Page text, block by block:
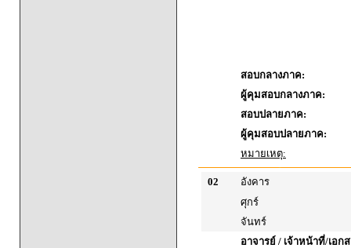
สอบกลางภาค:
ผู้คุมสอบกลางภาค:
สอบปลายภาค:
ผู้คุมสอบปลายภาค:
หมายเหตุ:
02
อังคาร
ศุกร์
จันทร์
อาจารย์ / เจ้าหน้าที่/เอก